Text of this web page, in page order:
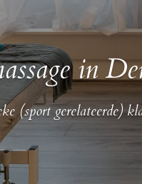
in
(sport gerelateerde)